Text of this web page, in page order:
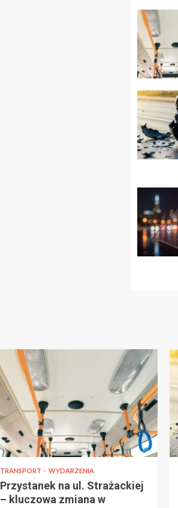
TRANSPORT WYDARZENIA
Przystanek na ul. Strażackiej
– kluczowa zmiana w